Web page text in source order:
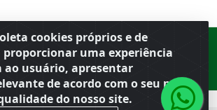
cookies próprios e de
uma experiência
ao usuário, apresentar
de acordo com o seu perfil
do nosso site.
Porto Ferreira ·BR
0001-91